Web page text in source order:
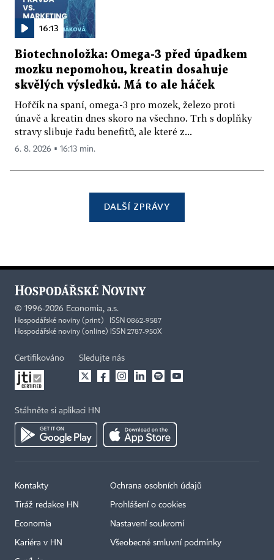
16:13
Biotechnoložka: Omega-3 před úpadkem
mozku nepomohou, kreatin dosahuje
skvělých výsledků. Má to ale háček
Hořčík na spaní, omega-3 pro mozek, železo proti
únavě a kreatin dnes skoro na všechno. Trh s doplňky
stravy slibuje řadu benefitů, ale které z...
6. 8. 2026 ▪ 16:13 min.
DALŠÍ ZPRÁVY
© 1996-2026 Economia, a.s.
Hospodářské noviny (print) ISSN 0862-9587
Hospodářské noviny (online) ISSN 2787-950X
Certifikováno Sledujte nás
Stáhněte si aplikaci HN
Kontakty
Tiráž redakce HN
Economia
Kariéra v HN
Ochrana osobních údajů
Prohlášení o cookies
Nastavení soukromí
Všeobecné smluvní podmínky